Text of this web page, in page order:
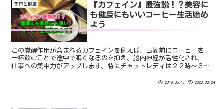
美容と健康
『カフェイン』最強説！？美容に
も健康にもいいコーヒー生活始め
よう
この覚醒作用が含まれるカフェインを例えば、出勤前にコーヒーを
一杯飲むことで途中で眠くなるのを抑え、脳内神経が活性化され、
仕事への集中力がアップします。特にチャットレディは２２時〜３
2019.05.18 2020.03.24